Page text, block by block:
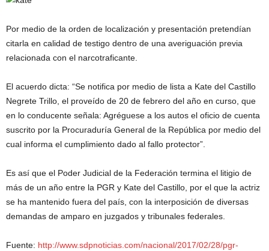
Por medio de la orden de localización y presentación pretendían
citarla en calidad de testigo dentro de una averiguación previa
relacionada con el narcotraficante.
El acuerdo dicta: “Se notifica por medio de lista a Kate del Castillo
Negrete Trillo, el proveído de 20 de febrero del año en curso, que
en lo conducente señala: Agréguese a los autos el oficio de cuenta
suscrito por la Procuraduría General de la República por medio del
cual informa el cumplimiento dado al fallo protector”.
Es así que el Poder Judicial de la Federación termina el litigio de
más de un año entre la PGR y Kate del Castillo, por el que la actriz
se ha mantenido fuera del país, con la interposición de diversas
demandas de amparo en juzgados y tribunales federales.
Fuente: http://www.sdpnoticias.com/nacional/2017/02/28/pgr-